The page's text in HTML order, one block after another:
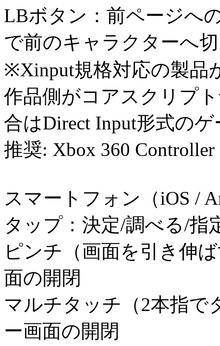
LBボタン：前ページへ
で前のキャラクターへ
※Xinput規格対応の製品
作品側がコアスクリプ
合はDirect Input形式の
推奨: Xbox 360 Controller
スマートフォン（iOS /
タップ：決定/調べる/指
ピンチ（画面を引き伸
面の開閉
マルチタッチ（2本指で
ー画面の開閉